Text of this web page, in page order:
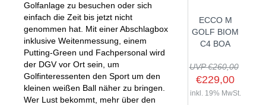
DRIVER
FAIRWAYHÖLZER
EISENSÄTZE
WEDGES
HYBRIDS
DRIVING EISEN
BAGS
CARTBAGS
STANDBAGS
TRAVELBAGS
SONSTIGE BAGS
TROLLIES
PUSH- & PULLTROLLIES
ELEKTROTROLLIES
TROLLEY ZUBEHÖR
BÄLLE
GOLFBÄLLE
LOGOBÄLLE
SCHUHE
HERREN GOLFSCHUHE
DAMEN GOLFSCHUHE
BEKLEIDUNG
HERREN
HANDSCHUHE
Golfanlage zu besuchen oder sich
einfach die Zeit bis jetzt nicht
genommen hat. Mit einer Abschlagbox
inklusive Weitenmessung, einem
Putting-Green und Fachpersonal wird
der DGV vor Ort sein, um
Golfinteressenten den Sport um den
kleinen weißen Ball näher zu bringen.
Wer Lust bekommt, mehr über den
ECCO M
GOLF BIOM
C4 BOA
UVP €260,00
€229,00
inkl. 19% MwSt.